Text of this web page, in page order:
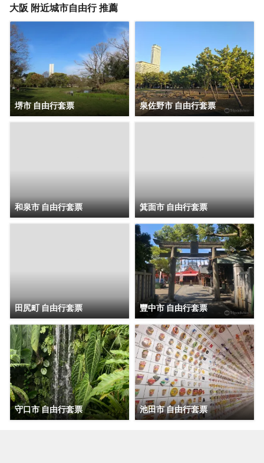
店在20:30至21:30之間供應免費日式拉麪和含酒精飲料的飲
性價比極高的酒店，給您旅途帶來便捷和舒適。
大阪 附近城市自由行 推薦
堺市 自由行套票 泉佐野市 自由行套票
和泉市 自由行套票 箕面市 自由行套票
田尻町 自由行套票 豐中市 自由行套票
守口市 自由行套票 池田市 自由行套票